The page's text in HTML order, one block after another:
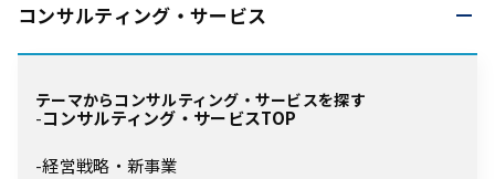
コンサルティング・ サービス
テーマからコンサルティング・サービスを探す
コンサルティング・サービスTOP
経営戦略・新事業